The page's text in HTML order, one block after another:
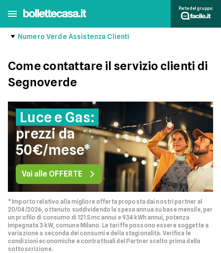
Parte del gruppo:
Numero Verde Assistenza Clienti
Come contattare il servizio clienti di
Segnoverde
Luce e Gas:
prezzi da
50€/mese*
Vai alle OFFERTE
* Importo relativo alla migliore offerta proposta dai nostri partner al
20/04/2026, ottenuto suddividendo la spesa annua su base mensile, per
un profilo di consumo di 121 Smc annui e 934 kWh annui, potenza
impegnata 3 kW, comune Milano. Le tariffe possono essere soggette a
variazione a seconda dei consumi e della stagionalità. Verifica le
condizioni economiche e contrattuali del Partner scelto prima della
sottoscrizione.